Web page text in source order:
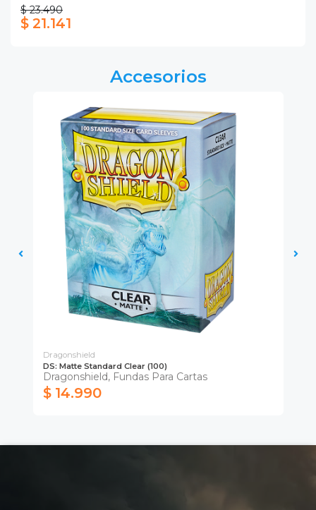
$ 23.490
$ 21.141
Accesorios
Dragonshield
DS: Matte Standard Clear (100)
Dragonshield, Fundas Para Cartas
$ 14.990